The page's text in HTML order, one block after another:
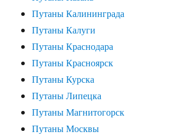
Путаны Калининграда
Путаны Калуги
Путаны Краснодара
Путаны Красноярск
Путаны Курска
Путаны Липецка
Путаны Магнитогорск
Путаны Москвы